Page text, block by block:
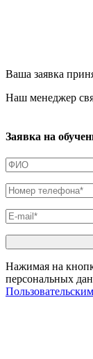
Ваша заявка
Наш менеджер
Заявка на
Нажимая на
персональных